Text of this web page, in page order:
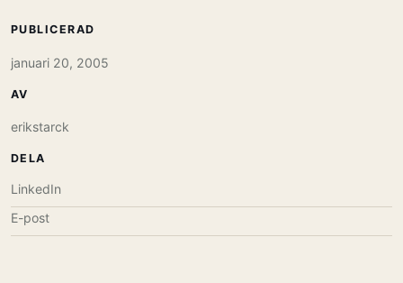
PUBLICERAD
januari 20, 2005
AV
erikstarck
DELA
LinkedIn
E-post